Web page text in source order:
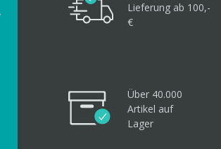
Lieferung ab 100,-
€
Über 40.000
Artikel auf
Lager